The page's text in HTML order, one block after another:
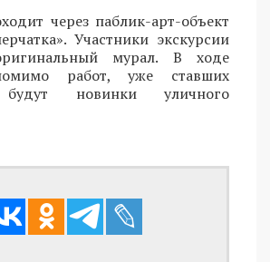
через паблик-арт-объект
Участники экскурсии
мурал. В ходе
работ, уже ставших
будут новинки уличного